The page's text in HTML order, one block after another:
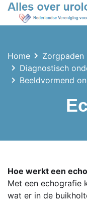
Home Zorgpaden
Diagnostisch
Beeldvormend
Hoe werkt een
Met een echografie
wat er in de